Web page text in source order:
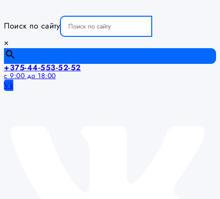
Поиск по сайту
×
+375-44-553-52-52
с 9:00 до 18:00
Vk